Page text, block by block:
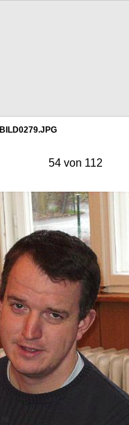
BILD0279.JPG
54 von 112